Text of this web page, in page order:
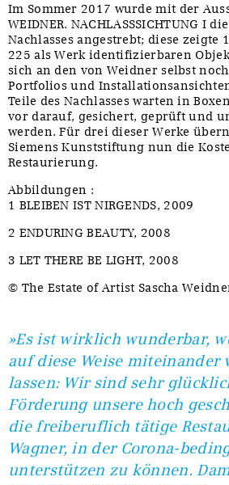
Im Sommer 2017 wurde mit der
WEIDNER. NACHLASSSICHTUNG I
Nachlasses angestrebt; diese zeigte
225 als Werk identifizierbaren
sich an den von Weidner selbst
Portfolios und
Teile des Nachlasses warten in
vor darauf, gesichert, geprüft und
werden. Für drei dieser Werke
Siemens Kunststiftung nun die
Restaurierung.
Abbildungen :
1 BLEIBEN IST NIRGENDS, 2009
2 ENDURING BEAUTY, 2008
3 LET THERE BE LIGHT, 2008
© The Estate of Artist Sascha
»Es ist wirklich wunderbar,
auf diese Weise miteinander
lassen: Wir sind sehr
Förderung unsere hoch
die freiberuflich tätige
Wagner, in der Corona-
unterstützen zu können.